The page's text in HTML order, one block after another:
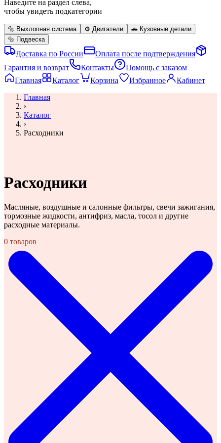
Наведите на раздел слева,
чтобы увидеть подкатегории
🔩 Выхлопная система ⚙️ Двигатели 🚗 Кузовные детали
🔩 Подвеска
Доставка по России
Оплата после подтверждения
Гарантия и возврат
Контакты
Помощь с заказом
Главная
Каталог Корзина Избранное
Кабинет
Главная
›
Каталог
›
Расходники
Расходники
Масляные, воздушные и салонные фильтры, свечи зажигания,
тормозные жидкости, антифриз, масла, тосол и другие
расходные материалы.
0 товаров